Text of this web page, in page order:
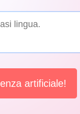
artificiale!